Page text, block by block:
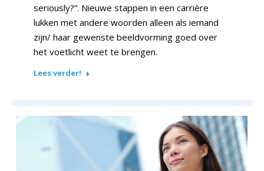
seriously?”. Nieuwe stappen in een carrière
lukken met andere woorden alleen als iemand
zijn/ haar gewenste beeldvorming goed over
het voetlicht weet te brengen.
Lees verder!